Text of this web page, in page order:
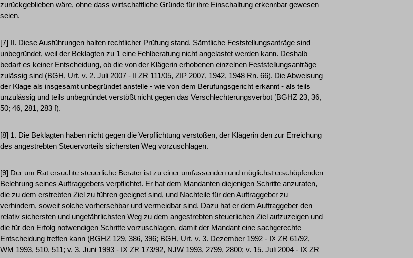
zurückgeblieben wäre, ohne dass wirtschaftliche Gründe für ihre Einschaltung erkennbar gewesen
seien.
[7] II. Diese Ausführungen halten rechtlicher Prüfung stand. Sämtliche Feststellungsanträge sind
unbegründet, weil der Beklagten zu 1 eine Fehlberatung nicht angelastet werden kann. Deshalb
bedarf es keiner Entscheidung, ob die von der Klägerin erhobenen einzelnen Feststellungsanträge
zulässig sind (BGH, Urt. v. 2. Juli 2007 - II ZR 111/05, ZIP 2007, 1942, 1948 Rn. 66). Die Abweisung
der Klage als insgesamt unbegründet anstelle - wie von dem Berufungsgericht erkannt - als teils
unzulässig und teils unbegründet verstößt nicht gegen das Verschlechterungsverbot (BGHZ 23, 36,
50; 46, 281, 283 f).
[8] 1. Die Beklagten haben nicht gegen die Verpflichtung verstoßen, der Klägerin den zur Erreichung
des angestrebten Steuervorteils sichersten Weg vorzuschlagen.
[9] Der um Rat ersuchte steuerliche Berater ist zu einer umfassenden und möglichst erschöpfenden
Belehrung seines Auftraggebers verpflichtet. Er hat dem Mandanten diejenigen Schritte anzuraten,
die zu dem erstrebten Ziel zu führen geeignet sind, und Nachteile für den Auftraggeber zu
verhindern, soweit solche vorhersehbar und vermeidbar sind. Dazu hat er dem Auftraggeber den
relativ sichersten und ungefährlichsten Weg zu dem angestrebten steuerlichen Ziel aufzuzeigen und
die für den Erfolg notwendigen Schritte vorzuschlagen, damit der Mandant eine sachgerechte
Entscheidung treffen kann (BGHZ 129, 386, 396; BGH, Urt. v. 3. Dezember 1992 - IX ZR 61/92,
WM 1993, 510, 511; v. 3. Juni 1993 - IX ZR 173/92, NJW 1993, 2799, 2800; v. 15. Juli 2004 - IX ZR